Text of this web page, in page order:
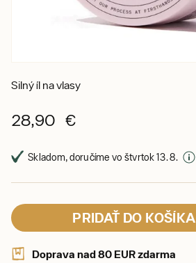
Silný íl na vlasy
28,90 €
Skladom, doručíme vo štvrtok 13. 8.
PRIDAŤ DO KOŠÍKA
Doprava nad 80 EUR zdarma